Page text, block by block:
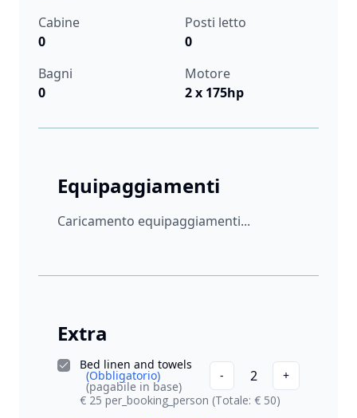
Cabine
0
Posti letto
0
Bagni
0
Motore
2 x 175hp
Equipaggiamenti
Caricamento equipaggiamenti...
Extra
Bed linen and towels
(Obbligatorio)
(pagabile in base)
- 2
+
€ 25 per_booking_person (Totale: € 50)